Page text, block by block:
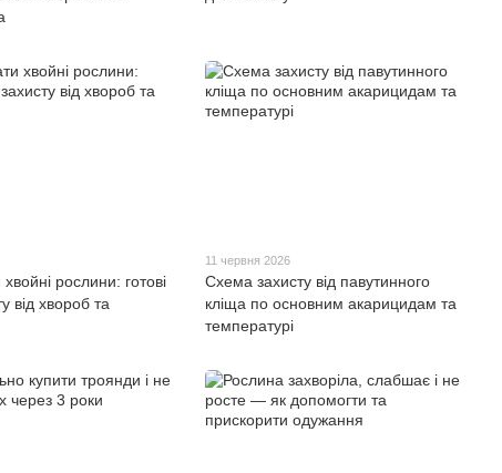
рослини: готові
від хвороб та
11 червня 2026
Схема захисту від павутинного
кліща по основним акарицидам та
температурі